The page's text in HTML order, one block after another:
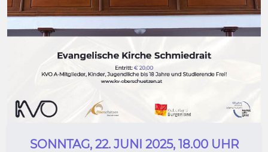
SONNTAG, 22. JUNI 2025, 18.00 UHR